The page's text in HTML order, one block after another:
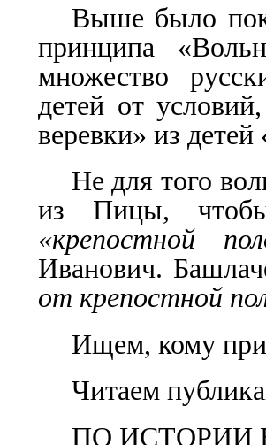
Выше было
принципа
множество
детей от
веревки» из детей
Не для того
из Пицы, чтобы
«крепостной
Иванович.
от крепостной
Ищем, кому
Читаем
ПО ИСТОРИИ